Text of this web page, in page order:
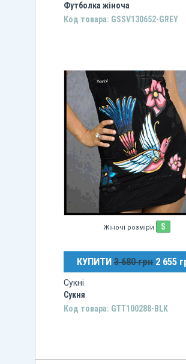
Футболка жіноча
Код товара: GSSV130652-GREY
Жіночі розміри S
КУПИТИ 3 680 грн 2 655
Сукні
Сукня
Код товара: GTT100288-BLK